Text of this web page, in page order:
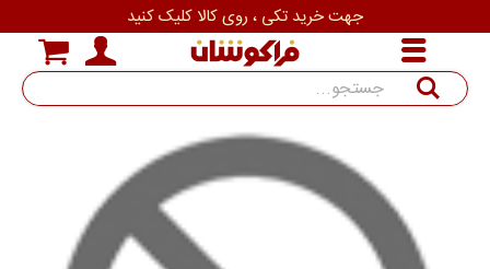
جهت خرید تکی ، روی کالا کلیک کنید